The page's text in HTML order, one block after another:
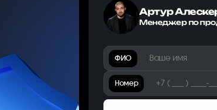
Артур
Менеджер по
ФИО
Номер